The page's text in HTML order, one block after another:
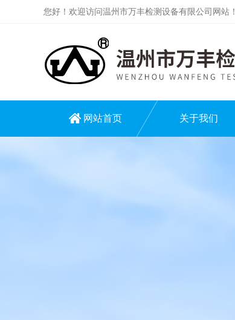
您好！欢迎访问温州市万丰检测设备有限公司网站！
网站首页 关于我们